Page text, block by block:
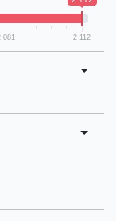
081 2 112